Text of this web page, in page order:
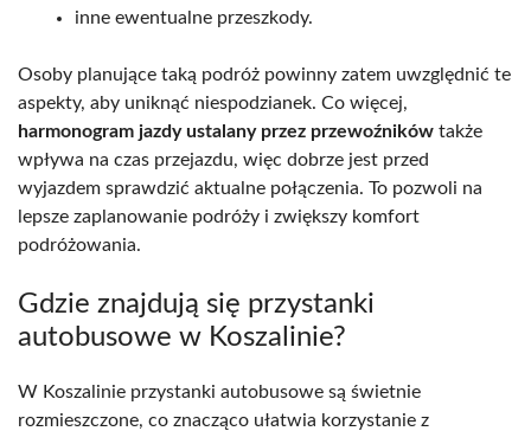
inne ewentualne przeszkody.
Osoby planujące taką podróż powinny zatem uwzględnić te
aspekty, aby uniknąć niespodzianek. Co więcej,
harmonogram jazdy ustalany przez przewoźników także
wpływa na czas przejazdu, więc dobrze jest przed
wyjazdem sprawdzić aktualne połączenia. To pozwoli na
lepsze zaplanowanie podróży i zwiększy komfort
podróżowania.
Gdzie znajdują się przystanki
autobusowe w Koszalinie?
W Koszalinie przystanki autobusowe są świetnie
rozmieszczone, co znacząco ułatwia korzystanie z